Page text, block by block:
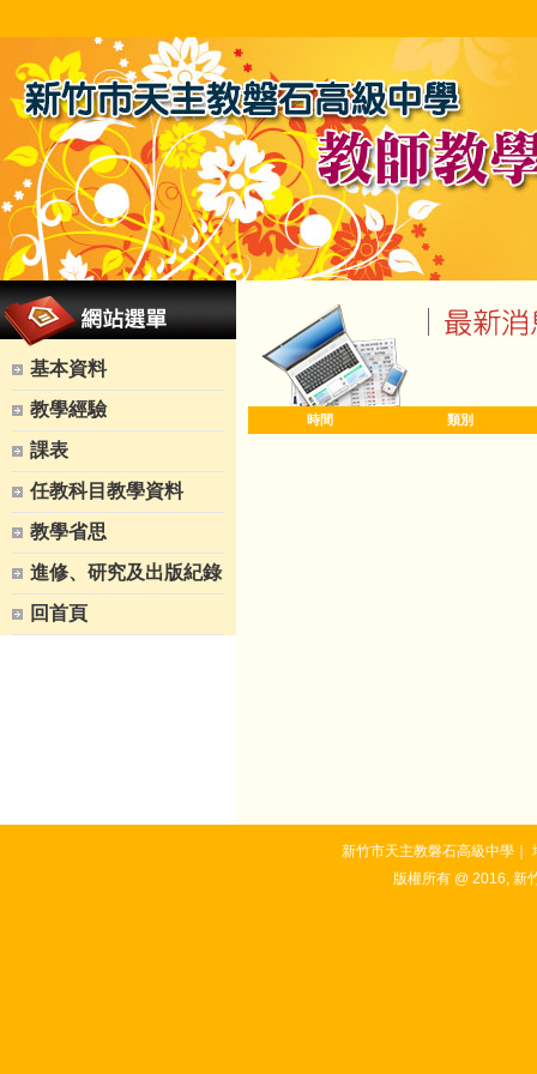
基本資料
教學經驗
課表
任教科目教學資料
教學省思
進修、研究及出版紀錄
回首頁
時間 類別
新竹市天主教磐石高級中學｜
版權所有 @ 2016, 新